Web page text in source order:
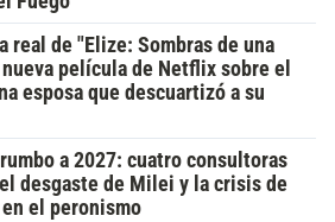
real de "Elize: Sombras de una
película de Netflix sobre el
esposa que descuartizó a su
a 2027: cuatro consultoras
desgaste de Milei y la crisis de
en el peronismo